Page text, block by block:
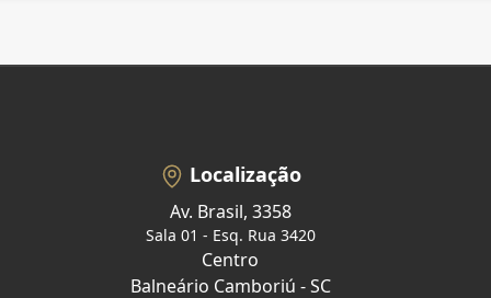
Localização
Av. Brasil, 3358
Sala 01 - Esq. Rua 3420
Centro
Balneário Camboriú - SC